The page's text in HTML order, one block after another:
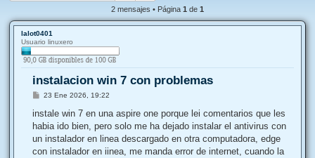
r
2 mensajes • Página 1 de 1
lalot0401
Usuario linuxero
instalacion win 7 con problemas
M
n
a
j
23 Ene 2026, 19:22
instale win 7 en una aspire one porque lei comentarios que les
habia ido bien, pero solo me ha dejado instalar el antivirus con
un instalador en linea descargado en otra computadora, edge
con instalador en iinea, me manda error de internet, cuando la